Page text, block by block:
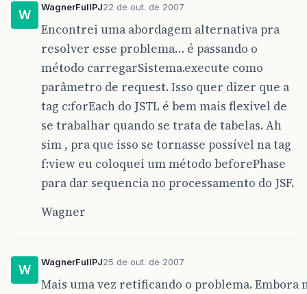
W
WagnerFullPJ22 de out. de 2007
Encontrei uma abordagem alternativa pra
resolver esse problema… é passando o
método carregarSistema.execute como
parâmetro de request. Isso quer dizer que a
tag c:forEach do JSTL é bem mais flexivel de
se trabalhar quando se trata de tabelas. Ah
sim , pra que isso se tornasse possível na tag
f:view eu coloquei um método beforePhase
para dar sequencia no processamento do JSF.
Wagner
W
WagnerFullPJ25 de out. de 2007
Mais uma vez retificando o problema. Embora